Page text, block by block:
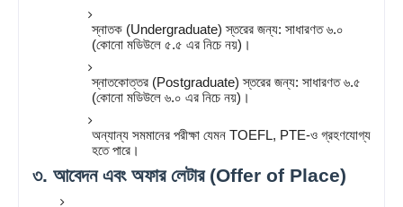
স্নাতক (Undergraduate) স্তরের জন্য: সাধারণত ৬.০
(কোনো মডিউলে ৫.৫ এর নিচে নয়)।
স্নাতকোত্তর (Postgraduate) স্তরের জন্য: সাধারণত ৬.৫
(কোনো মডিউলে ৬.০ এর নিচে নয়)।
অন্যান্য সমমানের পরীক্ষা যেমন TOEFL, PTE-ও গ্রহণযোগ্য
হতে পারে।
৩. আবেদন এবং অফার লেটার (Offer of Place)